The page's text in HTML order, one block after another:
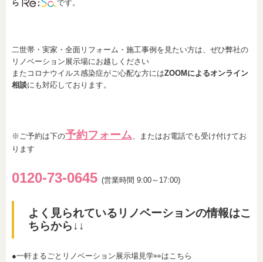
ら
です。
二世帯・実家・全面リフォーム・施工事例を見たい方は、ぜひ弊社の
リノベーション展示場にお越しください
またコロナウイルス感染症がご心配な方にはZOOMによるオンライン
相談にも対応しております。
※ご予約は下の予約フォーム 、またはお電話でも受け付けてお
ります
0120-73-0645 (営業時間 9:00～17:00)
よく見られているリノベーションの情報はこ
ちらから↓↓
●一軒まるごとリノベーション展示場見学👀はこちら